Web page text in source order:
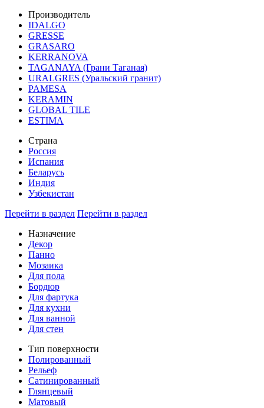
Производитель
IDALGO
GRESSE
GRASARO
KERRANOVA
TAGANAYA (Грани Таганая)
URALGRES (Уральский гранит)
PAMESA
KERAMIN
GLOBAL TILE
ESTIMA
Страна
Россия
Испания
Беларусь
Индия
Узбекистан
Перейти в раздел Перейти в раздел
Назначение
Декор
Панно
Мозаика
Для пола
Бордюр
Для фартука
Для кухни
Для ванной
Для стен
Тип поверхности
Полированный
Рельеф
Сатинированный
Глянцевый
Матовый